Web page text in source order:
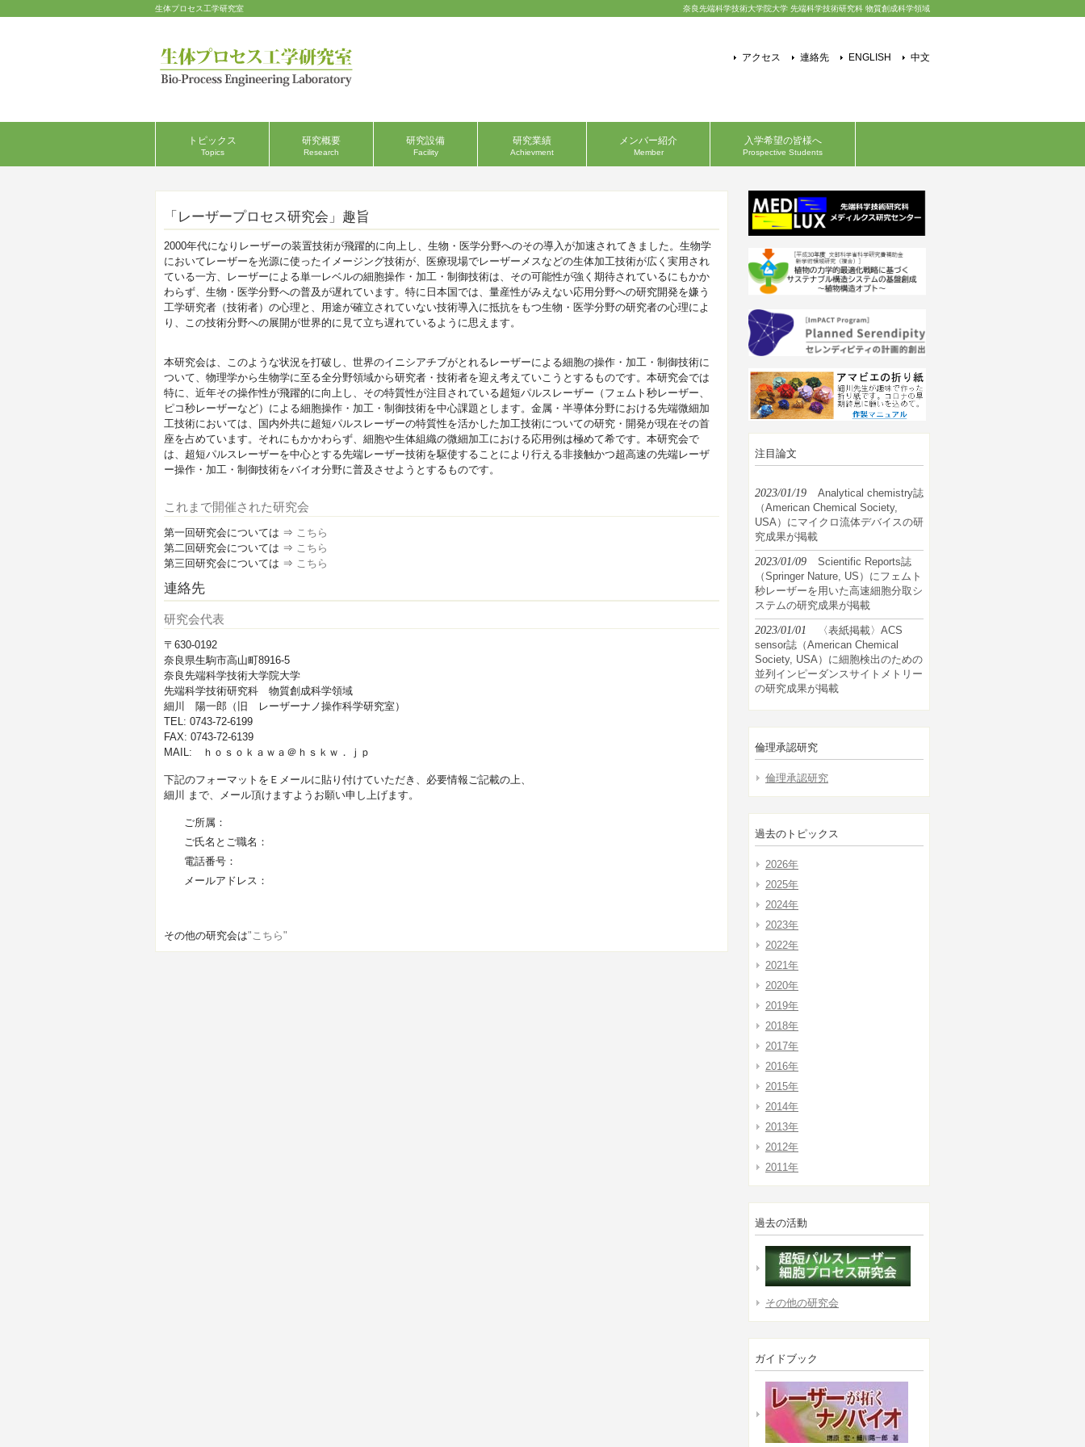
生体プロセス工学研究室 奈良先端科学技術大学院大学 先端科学技術研究科 物質創成科学領域
アクセス 連絡先 ENGLISH 中文
トピックス
Topics
研究概要
Research
研究設備
Facility
研究業績
Achievment
メンバー紹介
Member
入学希望の皆様へ
Prospective Students
「レーザープロセス研究会」趣旨
2000年代になりレーザーの装置技術が飛躍的に向上し、生物・医学分野へのその導入が加速されてきました。生物学
においてレーザーを光源に使ったイメージング技術が、医療現場でレーザーメスなどの生体加工技術が広く実用され
ている一方、レーザーによる単一レベルの細胞操作・加工・制御技術は、その可能性が強く期待されているにもかか
わらず、生物・医学分野への普及が遅れています。特に日本国では、量産性がみえない応用分野への研究開発を嫌う
工学研究者（技術者）の心理と、用途が確立されていない技術導入に抵抗をもつ生物・医学分野の研究者の心理によ
り、この技術分野への展開が世界的に見て立ち遅れているように思えます。
本研究会は、このような状況を打破し、世界のイニシアチブがとれるレーザーによる細胞の操作・加工・制御技術に
ついて、物理学から生物学に至る全分野領域から研究者・技術者を迎え考えていこうとするものです。本研究会では
特に、近年その操作性が飛躍的に向上し、その特質性が注目されている超短パルスレーザー（フェムト秒レーザー、
ピコ秒レーザーなど）による細胞操作・加工・制御技術を中心課題とします。金属・半導体分野における先端微細加
工技術においては、国内外共に超短パルスレーザーの特質性を活かした加工技術についての研究・開発が現在その首
座を占めています。それにもかかわらず、細胞や生体組織の微細加工における応用例は極めて希です。本研究会で
は、超短パルスレーザーを中心とする先端レーザー技術を駆使することにより行える非接触かつ超高速の先端レーザ
ー操作・加工・制御技術をバイオ分野に普及させようとするものです。
これまで開催された研究会
第一回研究会については ⇒ こちら
第二回研究会については ⇒ こちら
第三回研究会については ⇒ こちら
連絡先
研究会代表
〒630-0192
奈良県生駒市高山町8916-5
奈良先端科学技術大学院大学
先端科学技術研究科 物質創成科学領域
細川 陽一郎（旧 レーザーナノ操作科学研究室）
TEL: 0743-72-6199
FAX: 0743-72-6139
MAIL: ｈｏｓｏｋａｗａ＠ｈｓｋｗ．ｊｐ
下記のフォーマットをＥメールに貼り付けていただき、必要情報ご記載の上、
細川 まで、メール頂けますようお願い申し上げます。
ご所属：
ご氏名とご職名：
電話番号：
メールアドレス：
その他の研究会は"こちら"
注目論文
2023/01/19
Analytical chemistry誌
（American Chemical Society,
USA）にマイクロ流体デバイスの研
究成果が掲載
2023/01/09
Scientific Reports誌
（Springer Nature, US）にフェムト
秒レーザーを用いた高速細胞分取シ
ステムの研究成果が掲載
2023/01/01
〈表紙掲載〉ACS
sensor誌（American Chemical
Society, USA）に細胞検出のための
並列インピーダンスサイトメトリー
の研究成果が掲載
倫理承認研究
倫理承認研究
過去のトピックス
2026年
2025年
2024年
2023年
2022年
2021年
2020年
2019年
2018年
2017年
2016年
2015年
2014年
2013年
2012年
2011年
過去の活動
その他の研究会
ガイドブック